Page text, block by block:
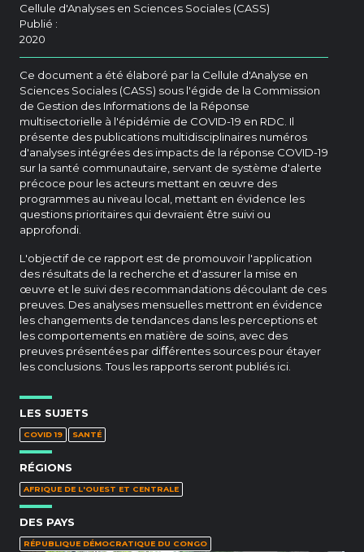
Cellule d'Analyses en Sciences Sociales (CASS)
Publié :
2020
Ce document a été élaboré par la Cellule d'Analyse en
Sciences Sociales (CASS) sous l'égide de la Commission
de Gestion des Informations de la Réponse
multisectorielle à l'épidémie de COVID-19 en RDC. Il
présente des publications multidisciplinaires numéros
d'analyses intégrées des impacts de la réponse COVID-19
sur la santé communautaire, servant de système d'alerte
précoce pour les acteurs mettant en œuvre des
programmes au niveau local, mettant en évidence les
questions prioritaires qui devraient être suivi ou
approfondi.
L'objectif de ce rapport est de promouvoir l'application
des résultats de la recherche et d'assurer la mise en
œuvre et le suivi des recommandations découlant de ces
preuves. Des analyses mensuelles mettront en évidence
les changements de tendances dans les perceptions et
les comportements en matière de soins, avec des
preuves présentées par diﬀérentes sources pour étayer
les conclusions. Tous les rapports seront publiés ici.
LES SUJETS
COVID 19 SANTÉ
RÉGIONS
AFRIQUE DE L'OUEST ET CENTRALE
DES PAYS
RÉPUBLIQUE DÉMOCRATIQUE DU CONGO